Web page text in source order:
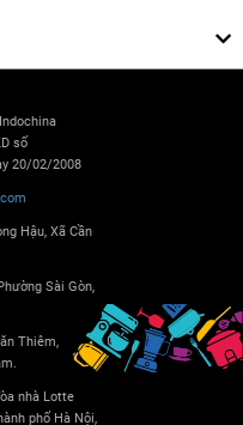
số
20/02/2008
Hậu, Xã Cần
Sài Gòn,
Thiêm,
nhà Lotte
phố Hà Nội,